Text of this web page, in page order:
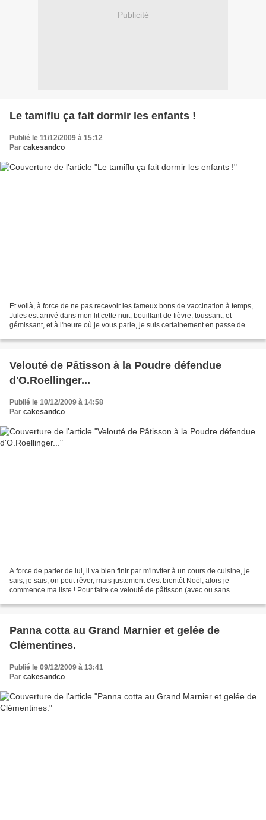
Publicité
Le tamiflu ça fait dormir les enfants !
Publié le 11/12/2009 à 15:12
Par cakesandco
Et voilà, à force de ne pas recevoir les fameux bons de vaccination à temps,
Jules est arrivé dans mon lit cette nuit, bouillant de fièvre, toussant, et
gémissant, et à l'heure où je vous parle, je suis certainement en passe de
Velouté de Pâtisson à la Poudre défendue
d'O.Roellinger...
Publié le 10/12/2009 à 14:58
Par cakesandco
A force de parler de lui, il va bien finir par m'inviter à un cours de cuisine, je
sais, je sais, on peut rêver, mais justement c'est bientôt Noël, alors je
commence ma liste ! Pour faire ce velouté de pâtisson (avec ou sans
Panna cotta au Grand Marnier et gelée de
Clémentines.
Publié le 09/12/2009 à 13:41
Par cakesandco